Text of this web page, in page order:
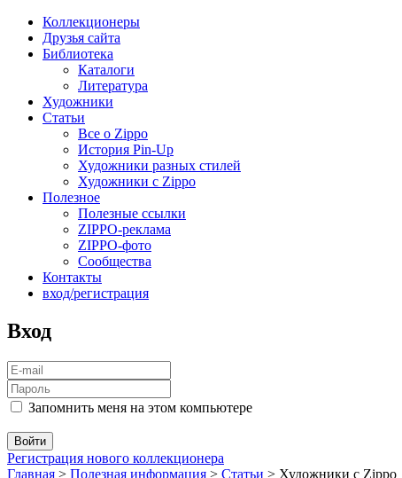
Коллекционеры
Друзья сайта
Библиотека
Каталоги
Литература
Художники
Статьи
Все о Zippo
История Pin-Up
Художники разных стилей
Художники с Zippo
Полезное
Полезные ссылки
ZIPPO-реклама
ZIPPO-фото
Сообщества
Контакты
вход/регистрация
Вход
Запомнить меня на этом компьютере
Регистрация нового коллекционера
Главная > Полезная информация > Статьи > Художники с Zippo